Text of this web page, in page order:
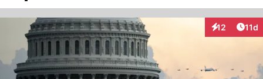
12
Interaktionen
11d